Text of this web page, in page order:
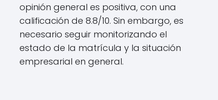
opinión general es positiva, con una
calificación de 8.8/10. Sin embargo, es
necesario seguir monitorizando el
estado de la matrícula y la situación
empresarial en general.